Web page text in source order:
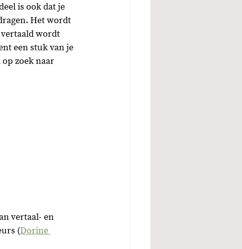
is ook dat je
Het wordt
wordt
een stuk van je
zoek naar
vertaal- en
(Dorine